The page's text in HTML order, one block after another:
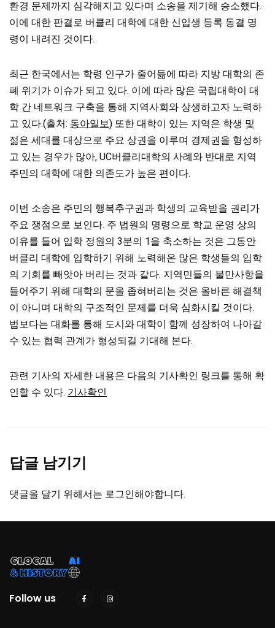
환경 문제까지 심각해지고 있다며 소송을 제기해 승소했다.
이에 대한 판결로 버클리 대학에 대한 신입생 등록 동결 명
령이 내려진 것이다.
최근 한국에서는 학령 인구가 줄어듦에 따라 지방 대학의 존
폐 위기가 이슈가 되고 있다. 이에 따라 많은 국립대학이 대
학 간 네트워크 구축을 통해 지역사회와 상생하고자 노력하
고 있다.(출처: 동아일보) 또한 대학이 있는 지역은 학생 및
젊은 세대를 대상으로 주요 상권을 이루며 경제권을 형성하
고 있는 경우가 많아, UC버클리대학의 사례와 반대로 지역
주민의 대학에 대한 의존도가 높은 편이다.
이번 소송은 주민의 행복추구권과 학생의 교육받을 권리가
주요 쟁점으로 보인다. 주 법원의 명령으로 학교 운영 상의
이유를 들어 입학 정원의 3분의 1을 축소하는 것은 그동안
버클리 대학에 입학하기 위해 노력해온 많은 학생들의 입학
의 기회를 빼앗아 버리는 것과 같다. 지역민들의 불만사항을
들어주기 위해 대학의 문을 좁혀버리는 것은 올바른 해결책
이 아니며 대학의 구조적인 문제를 더욱 심화시킬 것이다.
법보다는 대화를 통해 도시와 대학이 함께 성장하여 나아갈
수 있는 협력 관계가 형성되길 기대해 본다.
관련 기사의 자세한 내용은 다음의 기사확인 링크를 통해 확
인할 수 있다. 기사확인
답글 남기기
댓글을 달기 위해서는 로그인해야합니다.
Follow us